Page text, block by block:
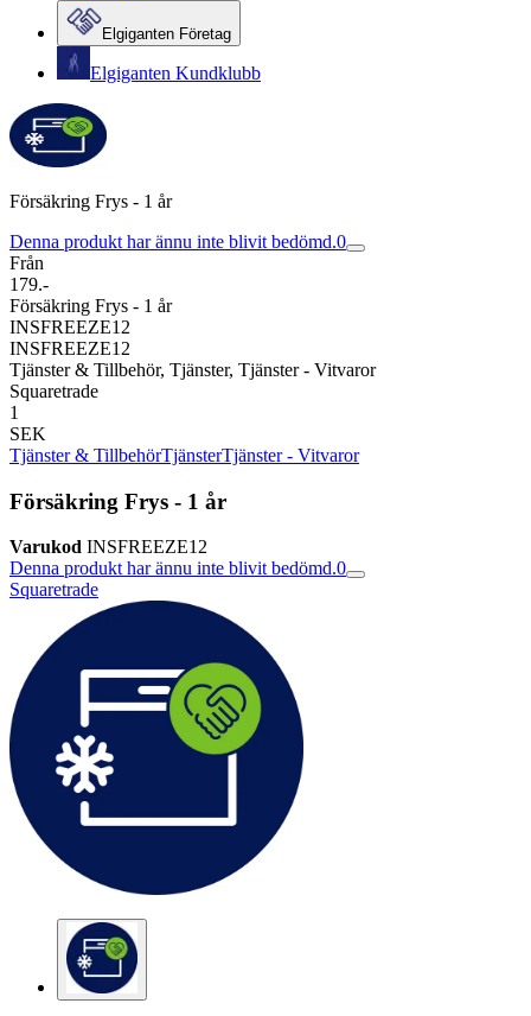
Elgiganten Företag
Elgiganten Kundklubb
Försäkring Frys - 1 år
Denna produkt har ännu inte blivit bedömd.0
Från
179.-
Försäkring Frys - 1 år
INSFREEZE12
INSFREEZE12
Tjänster & Tillbehör, Tjänster, Tjänster - Vitvaror
Squaretrade
1
SEK
Tjänster & TillbehörTjänsterTjänster - Vitvaror
Försäkring Frys - 1 år
Varukod INSFREEZE12
Denna produkt har ännu inte blivit bedömd.0
Squaretrade